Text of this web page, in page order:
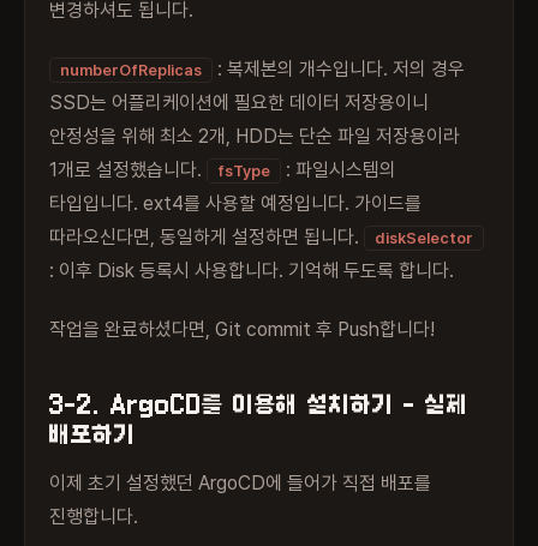
변경하셔도 됩니다.
numberOfReplicas
: 복제본의 개수입니다. 저의 경우
SSD는 어플리케이션에 필요한 데이터 저장용이니
안정성을 위해 최소 2개, HDD는 단순 파일 저장용이라
1개로 설정했습니다.
fsType
: 파일시스템의
타입입니다. ext4를 사용할 예정입니다. 가이드를
따라오신다면, 동일하게 설정하면 됩니다.
diskSelector
: 이후 Disk 등록시 사용합니다. 기억해 두도록 합니다.
작업을 완료하셨다면, Git commit 후 Push합니다!
3-2. ArgoCD를 이용해 설치하기 - 실제
배포하기
이제 초기 설정했던 ArgoCD에 들어가 직접 배포를
진행합니다.